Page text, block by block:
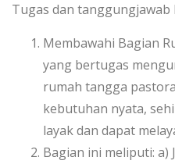
Tugas dan tanggungjawab
Membawahi Bagian
yang bertugas
rumah tangga
kebutuhan nyata,
layak dan dapat
Bagian ini meliputi: a)